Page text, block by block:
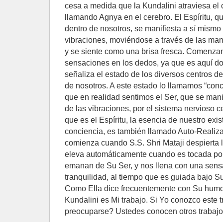
cesa a medida que la Kundalini atraviesa el
llamando Agnya en el cerebro. El Espíritu,
dentro de nosotros, se manifiesta a sí
vibraciones, moviéndose a través de las
y se siente como una brisa fresca.
sensaciones en los dedos, ya que es aquí
señaliza el estado de los diversos centros
de nosotros. A este estado lo llamamos
que en realidad sentimos el Ser, que se
de las vibraciones, por el sistema nervioso
que es el Espíritu, la esencia de nuestro
conciencia, es también llamado Auto-
comienza cuando S.S. Shri Mataji despierta
eleva automáticamente cuando es tocada
emanan de Su Ser, y nos llena con una
tranquilidad, al tiempo que es guiada bajo
Como Ella dice frecuentemente con Su
Kundalini es Mi trabajo. Si Yo conozco este
preocuparse? Ustedes conocen otros